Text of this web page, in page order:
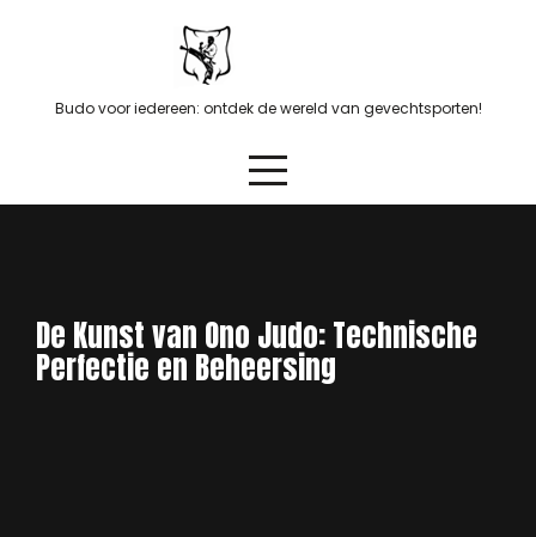
Budo voor iedereen: ontdek de wereld van gevechtsporten!
De Kunst van Ono Judo: Technische
Perfectie en Beheersing